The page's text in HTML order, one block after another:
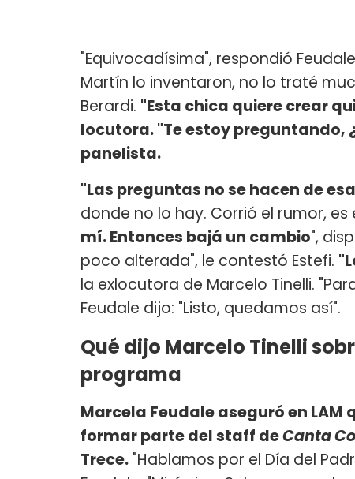
"Equivocadísima", respondió
Martín lo inventaron, no lo traté
Berardi. "Esta chica quiere crear
locutora. "Te estoy preguntando,
panelista.
"Las preguntas no se hacen de
donde no lo hay. Corrió el rumor, es
mí. Entonces bajá un cambio",
poco alterada", le contestó Estefi.
la exlocutora de Marcelo Tinelli.
Feudale dijo: "Listo, quedamos así".
Qué dijo Marcelo Tinelli
programa
Marcela Feudale aseguró en
formar parte del staff deCanta
Trece. "Hablamos por el Día del